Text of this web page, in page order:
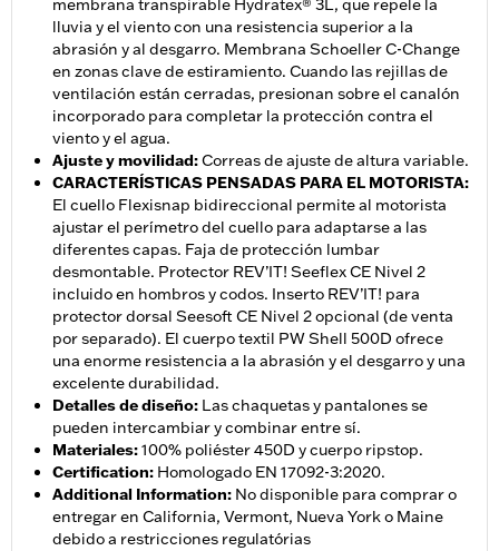
membrana transpirable Hydratex® 3L, que repele la
lluvia y el viento con una resistencia superior a la
abrasión y al desgarro. Membrana Schoeller C-Change
en zonas clave de estiramiento. Cuando las rejillas de
ventilación están cerradas, presionan sobre el canalón
incorporado para completar la protección contra el
viento y el agua.
Ajuste y movilidad:Correas de ajuste de altura variable.
CARACTERÍSTICAS PENSADAS PARA EL MOTORISTA:
El cuello Flexisnap bidireccional permite al motorista
ajustar el perímetro del cuello para adaptarse a las
diferentes capas. Faja de protección lumbar
desmontable. Protector REV’IT! Seeflex CE Nivel 2
incluido en hombros y codos. Inserto REV’IT! para
protector dorsal Seesoft CE Nivel 2 opcional (de venta
por separado). El cuerpo textil PW Shell 500D ofrece
una enorme resistencia a la abrasión y el desgarro y una
excelente durabilidad.
Detalles de diseño: Las chaquetas y pantalones se
pueden intercambiar y combinar entre sí.
Materiales:100% poliéster 450D y cuerpo ripstop.
Certification: Homologado EN 17092-3:2020.
Additional Information: No disponible para comprar o
entregar en California, Vermont, Nueva York o Maine
debido a restricciones regulatórias